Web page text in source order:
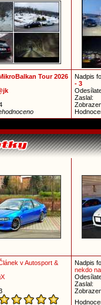
Tour 2026
Nadpis
- 3
Zaslal:
v Autosport &
Nadpis
nekdo
Zaslal: